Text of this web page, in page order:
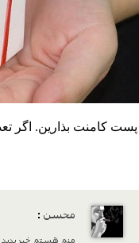
پست کامنت بذارین.